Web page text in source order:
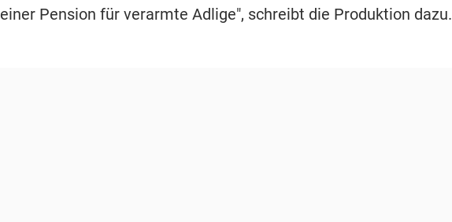
einer Pension für verarmte Adlige", schreibt die Produktion dazu.